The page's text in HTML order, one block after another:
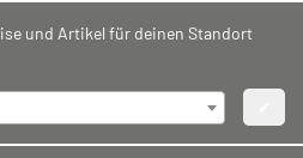
und Artikel für deinen Standort